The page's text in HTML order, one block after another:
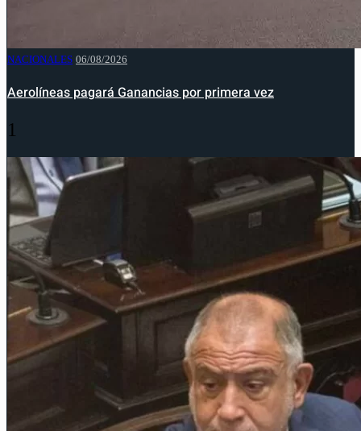
NACIONALES 06/08/2026
Aerolíneas pagará Ganancias por primera vez
1